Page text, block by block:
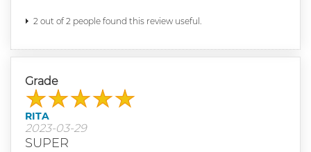
2 out of 2 people found this review useful.
Grade
RITA
2023-03-29
SUPER